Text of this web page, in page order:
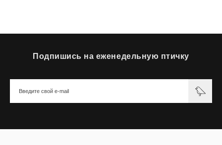
Подпишись на еженедельную птичку